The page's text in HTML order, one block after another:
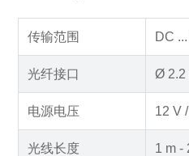
传输范围 DC
光纤接口 Ø 2.2
电源电压 12 V
光线长度 1 m -